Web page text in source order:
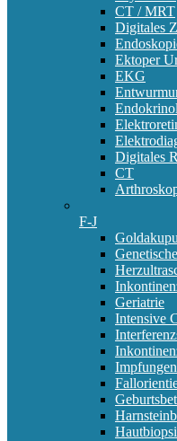
CT / MRT
Digitales
Ektoper
EKG
Digitales
CT
F-J
Geriatrie
Intensive
Impfungen